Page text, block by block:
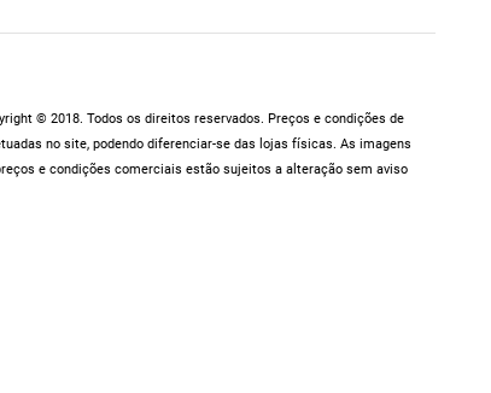
© 2018. Todos os direitos reservados. Preços e condições de
no site, podendo diferenciar-se das lojas físicas. As imagens
e condições comerciais estão sujeitos a alteração sem aviso